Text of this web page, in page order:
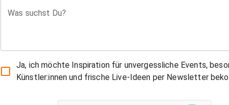
Was suchst Du?
Ja, ich möchte Inspiration für unvergessliche Events,
Künstler:innen und frische Live-Ideen per Newsletter